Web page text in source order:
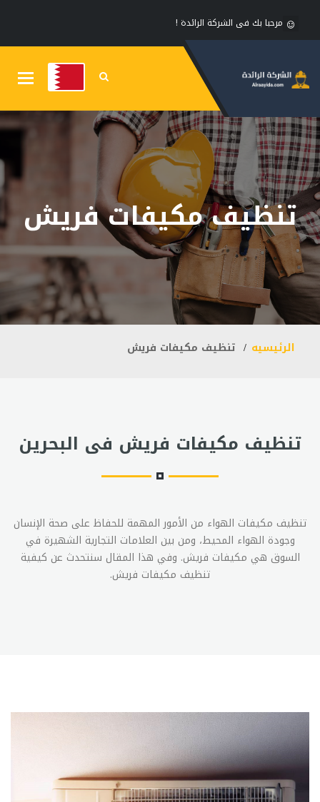
مرحبا بك فى الشركة الرائدة !
تنظيف مكيفات فريش
الرئيسيه تنظيف مكيفات فريش
تنظيف مكيفات فريش فى البحرين
تنظيف مكيفات الهواء من الأمور المهمة للحفاظ على صحة الإنسان
وجودة الهواء المحيط، ومن بين العلامات التجارية الشهيرة في
السوق هي مكيفات فريش. وفي هذا المقال سنتحدث عن كيفية
تنظيف مكيفات فريش.